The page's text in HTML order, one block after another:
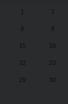
1 2
8 9
15 16
22 23
29 30